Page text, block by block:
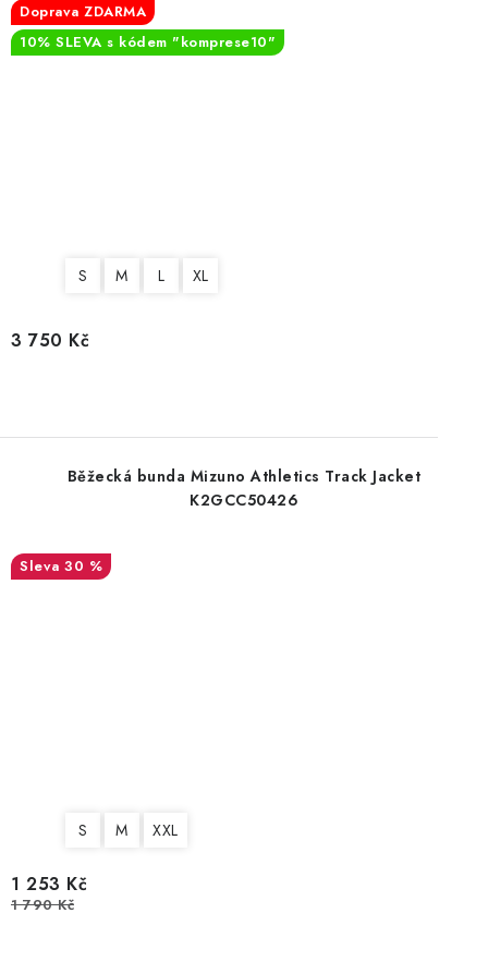
Doprava ZDARMA
10% SLEVA s kódem "komprese10"
S M L XL
3 750 Kč
Běžecká bunda Mizuno Athletics Track Jacket
K2GCC50426
30 %
S M XXL
1 253 Kč
1 790 Kč